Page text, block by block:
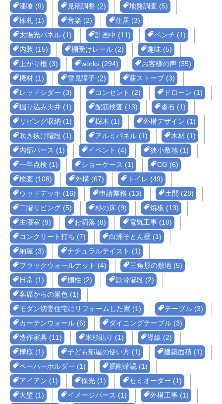
漆喰 (9)
見積調整 (2)
地盤調査 (5)
棟札 (1)
音楽 (2)
住居 (3)
太陽光パネル (1)
計画中 (11)
ベンチ (1)
内装 (15)
棚受けレール (2)
趣味 (5)
上がり框 (3)
works (294)
お客様の声 (35)
機材 (1)
雪見障子 (2)
薪ストーブ (3)
レッドシダー (3)
コンセント (2)
ドローン (1)
掘り込み天井 (1)
配筋検査 (13)
沓石 (1)
リビング収納 (1)
樹木 (1)
外構デザイン (1)
吹き抜け階段 (1)
アルミパネル (1)
木材 (1)
内部パース (1)
イベント (4)
狭小敷地 (1)
一年点検 (1)
ショーケース (1)
CG (6)
検査 (108)
外構 (67)
トイレ (49)
ウッドデッキ (16)
申請業務 (13)
土間 (28)
二階リビング (5)
杉の床 (9)
焼板 (13)
主寝室 (9)
お洒落 (8)
電気工事 (10)
コンクリート打ち (7)
白洲そとん壁 (1)
納屋 (3)
ナチュラルテイスト (1)
ブラックウォールナット (4)
三角形の敷地 (5)
日常 (1)
棚柱 (2)
鉄骨階段 (2)
客席からの景色 (1)
モダン切妻住宅にリフォームした家 (1)
テーブル (3)
カーテンウォール (6)
ダイニングテーブル (3)
造作家具 (11)
米杉貼り (1)
導線 (2)
樺桜 (1)
子ども部屋の使い方 (1)
建築面積 (1)
ペーパーホルダー (1)
掘削確認 (1)
アイアン (1)
採光 (1)
セミオーダー (1)
大壁 (1)
イメージパース (1)
外構工事 (1)